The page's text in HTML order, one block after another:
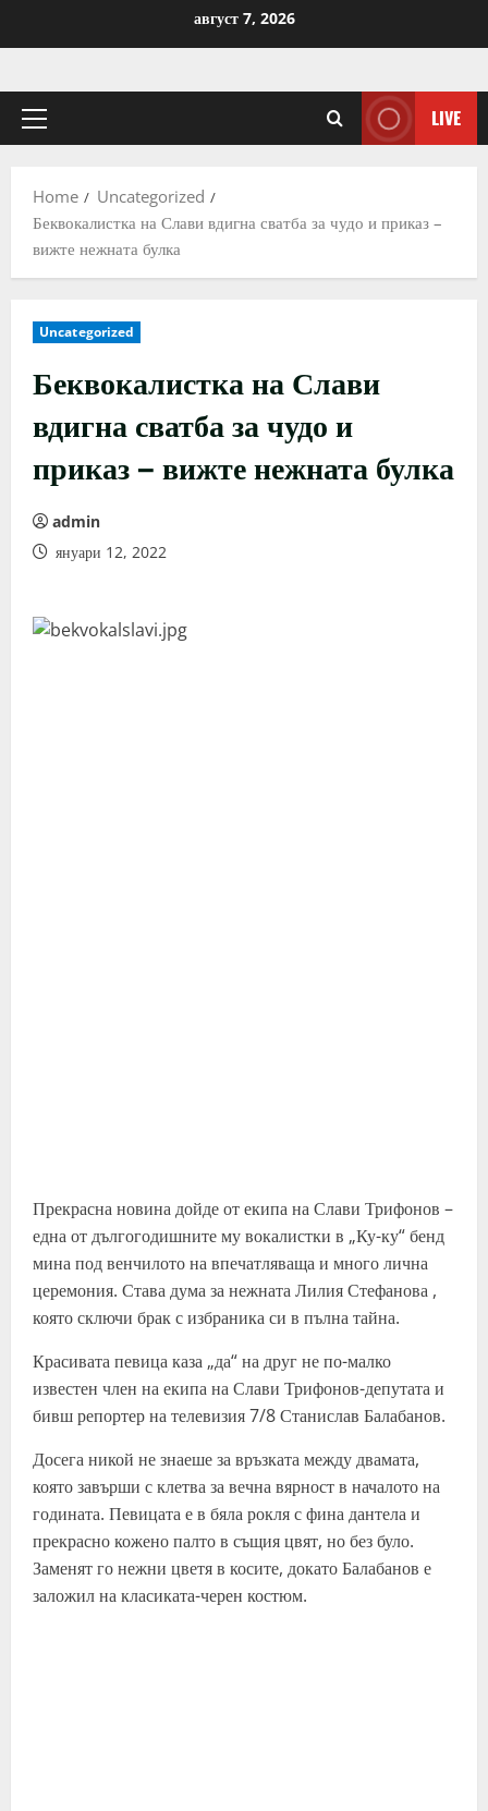
август 7, 2026
Primary
LIVE
Home
Uncategorized
Беквокалистка на Слави вдигна сватба за чудо и приказ –
вижте нежната булка
Uncategorized
Беквокалистка на Слави
вдигна сватба за чудо и
приказ – вижте нежната булка
admin
януари 12, 2022
Прекрасна новина дойде от екипа на Слави Трифонов –
една от дългогодишните му вокалистки в „Ку-ку“ бенд
мина под венчилото на впечатляваща и много лична
церемония. Става дума за нежната Лилия Стефанова ,
която сключи брак с избраника си в пълна тайна.
Красивата певица каза „да“ на друг не по-малко
известен член на екипа на Слави Трифонов-депутата и
бивш репортер на телевизия 7/8 Станислав Балабанов.
Досега никой не знаеше за връзката между двамата,
която завърши с клетва за вечна вярност в началото на
годината. Певицата е в бяла рокля с фина дантела и
прекрасно кожено палто в същия цвят, но без було.
Заменят го нежни цветя в косите, докато Балабанов е
заложил на класиката-черен костюм.